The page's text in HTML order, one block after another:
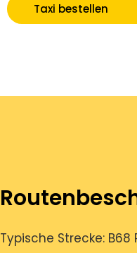
Taxi bestellen
Typische Strecke: